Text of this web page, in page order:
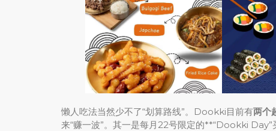
懒人吃法当然少不了“划算路线”。Dookki目前有两个
来“赚一波”。其一是每月22号限定的**“Dookki